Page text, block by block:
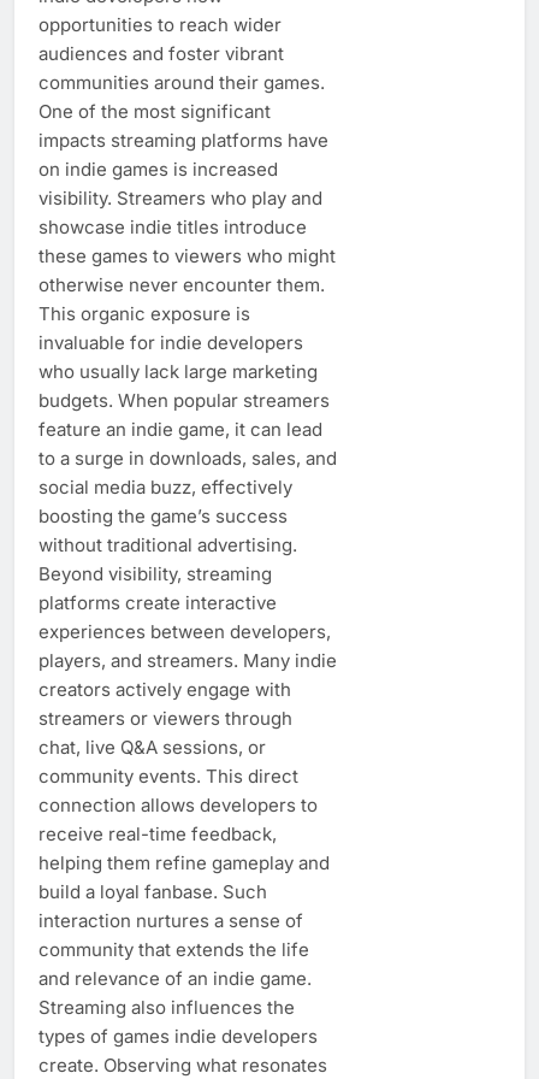
opportunities to reach wider
audiences and foster vibrant
communities around their games.
One of the most significant
impacts streaming platforms have
on indie games is increased
visibility. Streamers who play and
showcase indie titles introduce
these games to viewers who might
otherwise never encounter them.
This organic exposure is
invaluable for indie developers
who usually lack large marketing
budgets. When popular streamers
feature an indie game, it can lead
to a surge in downloads, sales, and
social media buzz, effectively
boosting the game’s success
without traditional advertising.
Beyond visibility, streaming
platforms create interactive
experiences between developers,
players, and streamers. Many indie
creators actively engage with
streamers or viewers through
chat, live Q&A sessions, or
community events. This direct
connection allows developers to
receive real-time feedback,
helping them refine gameplay and
build a loyal fanbase. Such
interaction nurtures a sense of
community that extends the life
and relevance of an indie game.
Streaming also influences the
types of games indie developers
create. Observing what resonates